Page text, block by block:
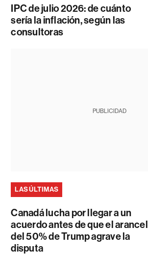
IPC de julio 2026: de cuánto
sería la inflación, según las
consultoras
PUBLICIDAD
LAS ÚLTIMAS
Canadá lucha por llegar a un
acuerdo antes de que el arancel
del 50% de Trump agrave la
disputa